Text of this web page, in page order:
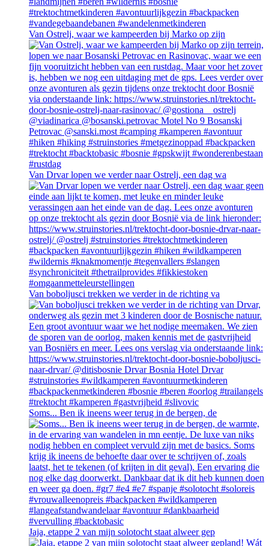
Van Ostrelj, waar we kampeerden bij Marko op zijn
Van Drvar lopen we verder naar Ostrelj, een dag wa
Van boboljusci trekken we verder in de richting va
Soms... Ben ik ineens weer terug in de bergen, de
Jaja, etappe 2 van mijn solotocht staat alweer gep